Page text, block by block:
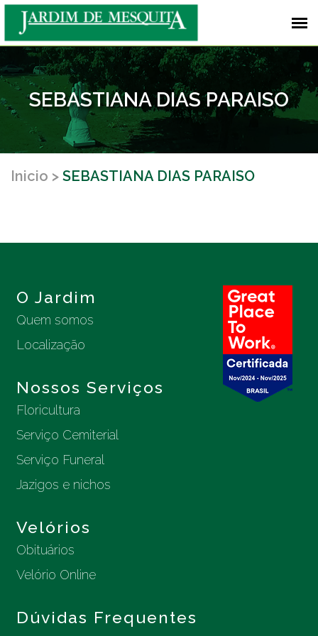
SEBASTIANA DIAS PARAISO
Inicio SEBASTIANA DIAS PARAISO
O Jardim
Quem somos
Localização
Nossos Serviços
Floricultura
Serviço Cemiterial
Serviço Funeral
Jazigos e nichos
Velórios
Obituários
Velório Online
Dúvidas Frequentes